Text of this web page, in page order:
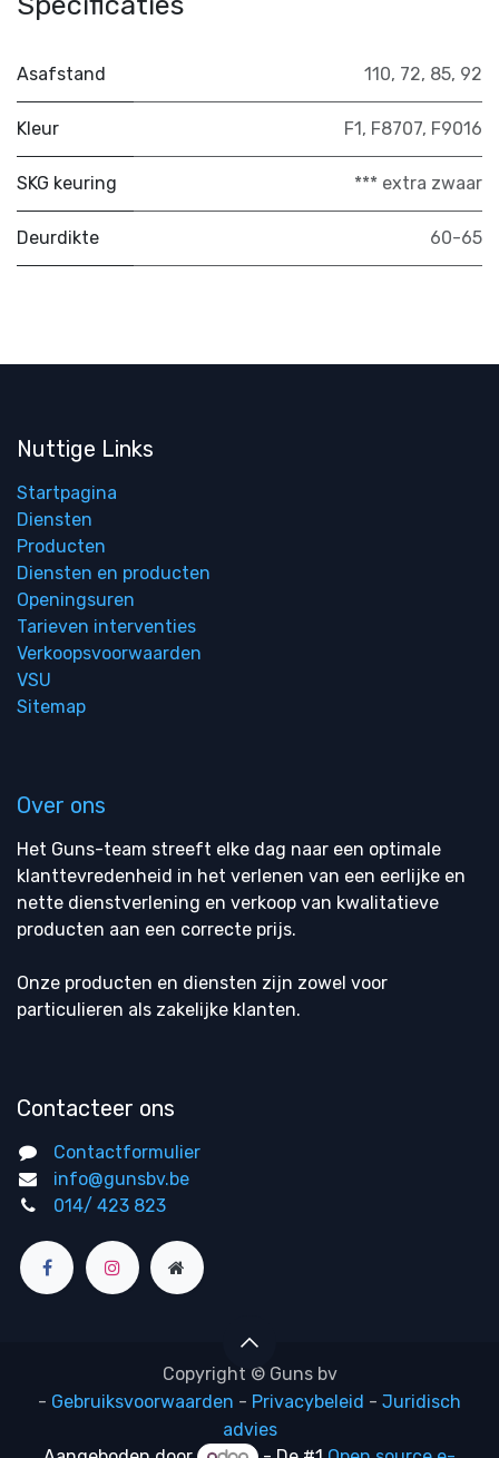
Asafstand 110, 72, 85, 92
Kleur F1, F8707, F9016
SKG keuring *** extra zwaar
Deurdikte 60-65
Nuttige Links
Startpagina
Diensten
Producten
Diensten en producten
Openingsuren
Tarieven interventies
Verkoopsvoorwaarden
VSU
Sitemap
Over ons
Het Guns-team streeft elke dag naar een optimale
klanttevredenheid in het verlenen van een eerlijke en
nette dienstverlening en verkoop van kwalitatieve
producten aan een correcte prijs.
Onze producten en diensten zijn zowel voor
particulieren als zakelijke klanten.
Contacteer ons
Contactformulier
info@gunsbv.be
014/ 423 823
Copyright © Guns bv
- Gebruiksvoorwaarden - Privacybeleid - Juridisch
advies